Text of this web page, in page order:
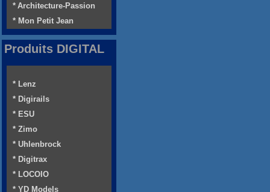
* Architecture-Passion
* Mon Petit Jean
Produits DIGITAL
* Lenz
* Digirails
* ESU
* Zimo
* Uhlenbrock
* Digitrax
* LOCOIO
* YD Models